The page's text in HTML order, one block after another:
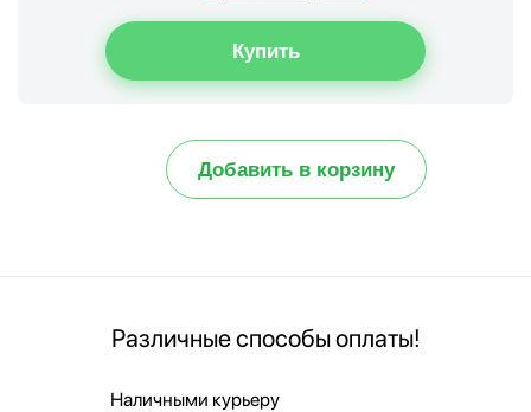
Добавить в корзину
Различные способы оплаты!
Наличными курьеру